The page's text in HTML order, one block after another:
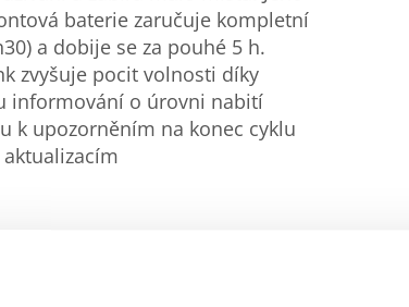
baterie zaručuje kompletní
a dobije se za pouhé 5 h.
zvyšuje pocit volnosti díky
informování o úrovni nabití
k upozorněním na konec cyklu